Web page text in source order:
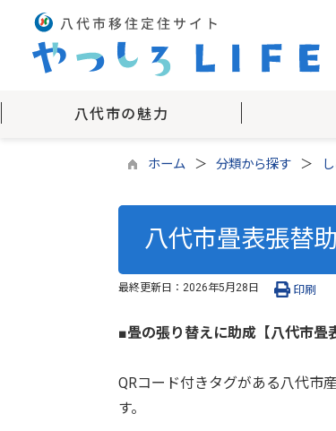
八代市の魅力
ホーム 分類から探す
八代市畳表張替
最終更新日： 2026年5月28日 印刷
■畳の張り替えに助成【八代市畳
QRコード付きタグがある八代市
す。